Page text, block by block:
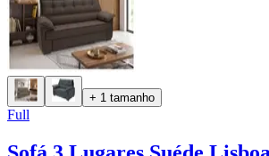
+ 1 tamanho
Full